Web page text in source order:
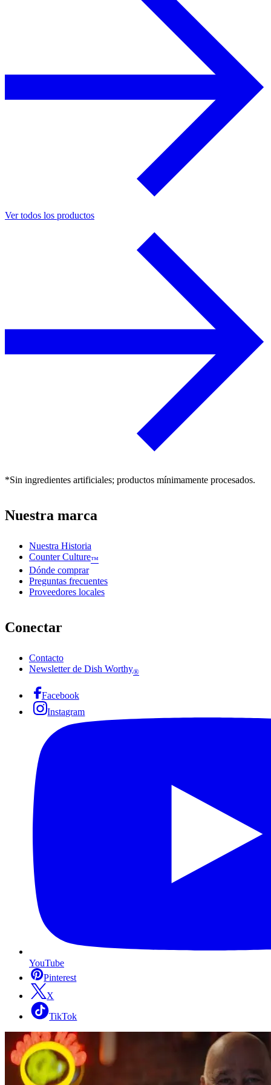
Ver todos los productos
*Sin ingredientes artificiales; productos mínimamente procesados.
Nuestra marca
Nuestra Historia
Counter Culture™
Dónde comprar
Preguntas frecuentes
Proveedores locales
Conectar
Contacto
Newsletter de Dish Worthy®
Facebook
Instagram
YouTube
Pinterest
X
TikTok